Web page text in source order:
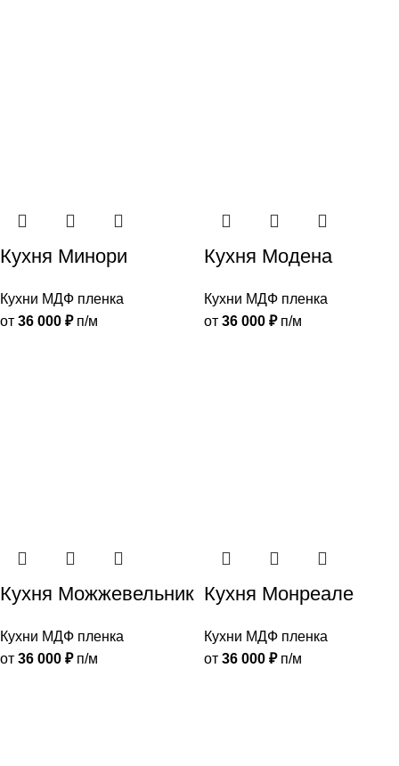
Кухня Минори
Кухни МДФ пленка
от 36 000 ₽п/м
Кухня Модена
Кухни МДФ пленка
от 36 000 ₽п/м
Кухня Можжевельник
Кухни МДФ пленка
от 36 000 ₽п/м
Кухня Монреале
Кухни МДФ пленка
от 36 000 ₽п/м